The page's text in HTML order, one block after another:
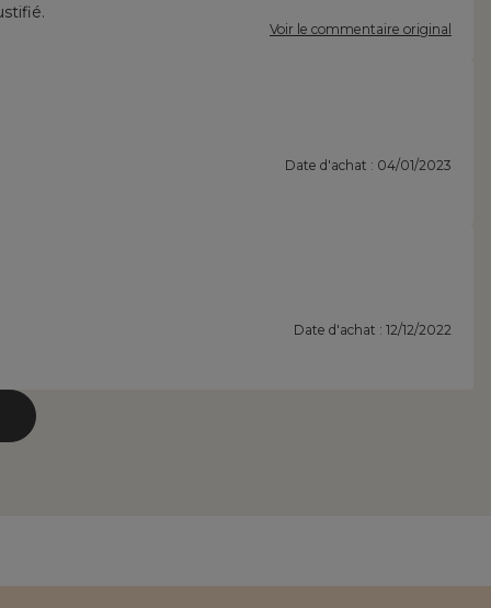
Voir le commentaire original
Date d'achat : 04/01/2023
Date d'achat : 12/12/2022